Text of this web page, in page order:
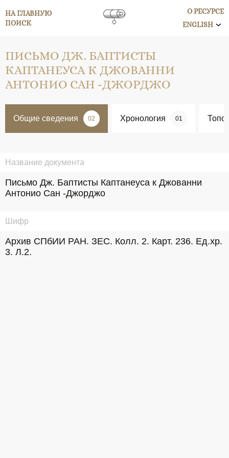
НА ГЛАВНУЮ
ПОИСК
О РЕСУРСЕ
ENGLISH
ПИСЬМО ДЖ. БАПТИСТЫ
КАПТАНЕУСА К ДЖОВАННИ
АНТОНИО САН -ДЖОРДЖО
Общие сведения 02 Хронология 01
Название документа
Письмо Дж. Баптисты Каптанеуса к Джованни
Антонио Сан -Джорджо
Шифр
Архив СПбИИ РАН. ЗЕС. Колл. 2. Карт. 236. Ед.хр.
3. Л.2.